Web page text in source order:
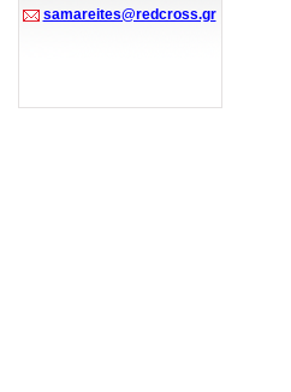
samareites@redcross.gr